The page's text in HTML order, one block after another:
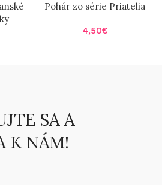
Pohár zo série Priatelia
4,50€
SA A
K NÁM!